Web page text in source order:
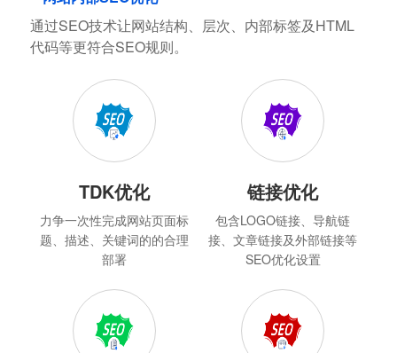
通过SEO技术让网站结构、层次、内部标签及HTML
代码等更符合SEO规则。
TDK优化
力争一次性完成网站页面标
题、描述、关键词的的合理
部署
链接优化
包含LOGO链接、导航链
接、文章链接及外部链接等
SEO优化设置